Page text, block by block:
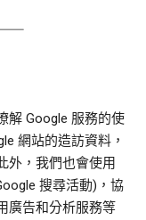
解 Google 服務的使
網站的造訪資料，
外，我們也會使用
搜尋活動)，協
廣告和分析服務等